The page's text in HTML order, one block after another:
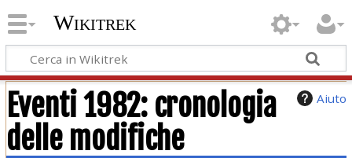
Wikitrek
Aiuto
Eventi 1982: cronologia
delle modifiche